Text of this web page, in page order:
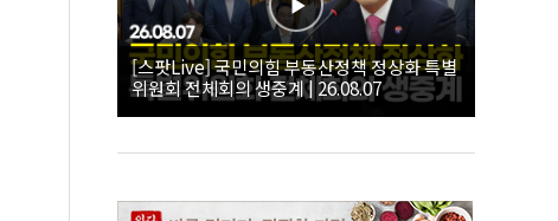
[스팟Live] 국민의힘 부동산정책 정상화 특별
위원회 전체회의 생중계 | 26.08.07